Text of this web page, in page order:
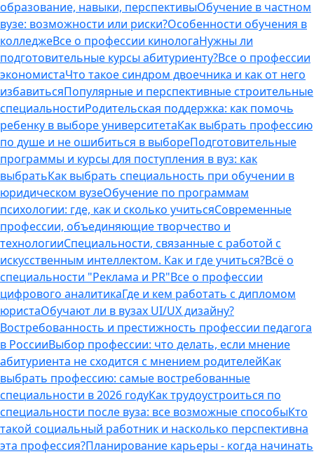
образование, навыки, перспективыОбучение в частном
вузе: возможности или риски?Особенности обучения в
колледжеВсе о профессии кинологаНужны ли
подготовительные курсы абитуриенту?Все о профессии
экономистаЧто такое синдром двоечника и как от него
избавитьсяПопулярные и перспективные строительные
специальностиРодительская поддержка: как помочь
ребенку в выборе университетаКак выбрать профессию
по душе и не ошибиться в выбореПодготовительные
программы и курсы для поступления в вуз: как
выбратьКак выбрать специальность при обучении в
юридическом вузеОбучение по программам
психологии: где, как и сколько учитьсяСовременные
профессии, объединяющие творчество и
технологииСпециальности, связанные с работой с
искусственным интеллектом. Как и где учиться?Всё о
специальности "Реклама и PR"Все о профессии
цифрового аналитикаГде и кем работать с дипломом
юристаОбучают ли в вузах UI/UX дизайну?
Востребованность и престижность профессии педагога
в РоссииВыбор профессии: что делать, если мнение
абитуриента не сходится с мнением родителейКак
выбрать профессию: самые востребованные
специальности в 2026 годуКак трудоустроиться по
специальности после вуза: все возможные способыКто
такой социальный работник и насколько перспективна
эта профессия?Планирование карьеры - когда начинать